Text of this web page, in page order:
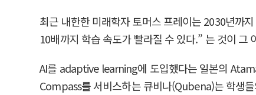
최근 내한한 미래학자 토머스 프레이는 2030년까
10배까지 학습 속도가 빨라질 수 있다.” 는 것이
AI를 adaptive learning에 도입했다는 일본의
Compass를 서비스하는 큐비나(Qubena)는 학생